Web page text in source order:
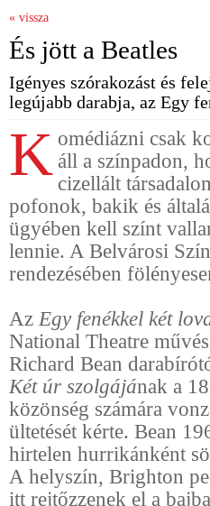
« vissza
És jött a Beatles
Igényes szórakozást és
legújabb darabja, az Egy
K omédiázni csak
áll a színpadon,
cizellált
pofonok, bakik és
ügyében kell színt
lennie. A Belvárosi
rendezésében
Az Egy fenékkel két
National Theatre
Richard Bean
Két úr szolgájának a
közönség számára
ültetését kérte. Bean
hirtelen hurrikánként
A helyszín, Brighton
itt rejtőzzenek el a